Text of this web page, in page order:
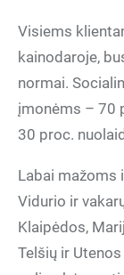
Visiems
kainodaroje,
normai.
įmonėms – 70
30 proc.
Labai mažoms
Vidurio ir
Klaipėdos,
Telšių ir